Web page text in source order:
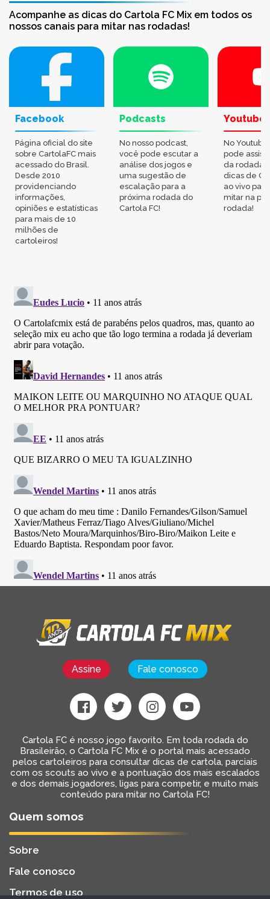
Acompanhe as dicas do Cartola FC Mix em todos os
nossos canais para mitar nas rodadas!
Facebook
Página oficial do site
sobre CartolaFC mais
acessado do Brasil.
Desde 2010
providenciando
informações,
opiniões e estatísticas
para mais de 10
milhões de
cartoleiros!
Podcasts
No nosso podcast,
você pode escutar a
análise dos jogos e
uma sugestão de
escalação para a
próxima rodada do
Cartola FC!
Youtube
No
pode
da rodada,
dicas de
ao vivo
mitar na
rodada!
Assine Fale conosco
Cartola FC é nosso jogo favorito. Em toda rodada do
Brasileirão, o Cartola FC Mix é o portal mais acessado
pelos cartoleiros para consultar dicas de cartola, parciais
com os scouts ao vivo e a pontuação dos mais escalados
e dos demais jogadores, ligas para competir, e muito mais
conteúdo para mitar no Cartola FC!
Quem somos
Sobre
Fale conosco
Termos de uso